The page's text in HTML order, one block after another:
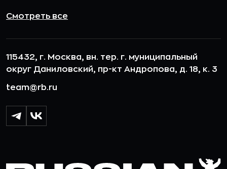
Смотреть все
115432, г. Москва, вн. тер. г. муниципальный
округ Даниловский, пр-кт Андропова, д. 18, к. 3
team@rb.ru